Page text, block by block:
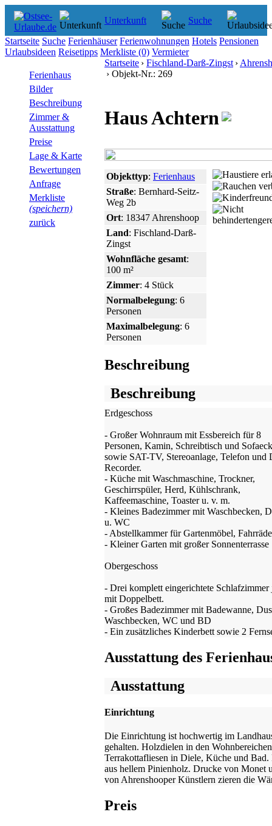
Unterkunft Suche
Startseite Suche Ferienhäuser Ferienwohnungen Hotels Pensionen
Urlaubsideen Reisetipps Merkliste (0) Vermieter
Ferienhaus
Bilder
Beschreibung
Zimmer &
Ausstattung
Preise
Lage & Karte
Bewertungen
Anfrage
Merkliste
(speichern)
zurück
Startseite › Fischland-Darß-Zingst ›
› Objekt-Nr.: 269
Haus Achtern
Objekttyp: Ferienhaus
Straße: Bernhard-Seitz-
Weg 2b
Ort: 18347 Ahrenshoop
Land: Fischland-Darß-
Zingst
Wohnfläche gesamt:
100 m²
Zimmer: 4 Stück
Normalbelegung: 6
Personen
Maximalbelegung: 6
Personen
Beschreibung
Beschreibung
Erdgeschoss
- Großer Wohnraum mit Essbereich für 8
Personen, Kamin, Schreibtisch und
sowie SAT-TV, Stereoanlage, Telefon und
Recorder.
- Küche mit Waschmaschine, Trockner,
Geschirrspüler, Herd, Kühlschrank,
Kaffeemaschine, Toaster u. v. m.
- Kleines Badezimmer mit Waschbecken,
u. WC
- Abstellkammer für Gartenmöbel,
- Kleiner Garten mit großer Sonnenterrasse
Obergeschoss
- Drei komplett eingerichtete Schlafzimmer
mit Doppelbett.
- Großes Badezimmer mit Badewanne,
Waschbecken, WC und BD
- Ein zusätzliches Kinderbett sowie 2
Ausstattung des
Ausstattung
Einrichtung
Die Einrichtung ist hochwertig im
gehalten. Holzdielen in den
Terrakottafliesen in Diele, Küche und Bad.
aus hellem Pinienholz. Drucke von Monet
von Ahrenshooper Künstlern zieren die
Preis